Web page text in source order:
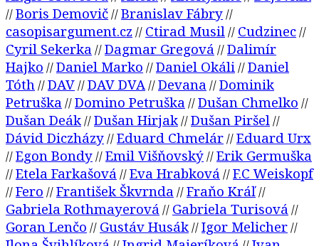
//Boris Demovič//Branislav Fábry//
casopisargument.cz // Ctirad Musil // Cudzinec//
Cyril Sekerka //Dagmar Gregová //Dalimír
Hajko //Daniel Marko //Daniel Okáli //Daniel
Tóth //DAV//DAV DVA//Devana //Dominik
Petruška //Domino Petruška //Dušan Chmelko //
Dušan Deák//Dušan Hirjak//Dušan Piršel //
Dávid Diczházy//Eduard Chmelár//Eduard Urx
//Egon Bondy//Emil Višňovský//Erik Germuška
//Etela Farkašová //Eva Hrabková //F.C Weiskopf
//Fero //František Škvrnda //Fraňo Kráľ//
Gabriela Rothmayerová // Gabriela Turisová //
Goran Lenčo // Gustáv Husák//Igor Melicher//